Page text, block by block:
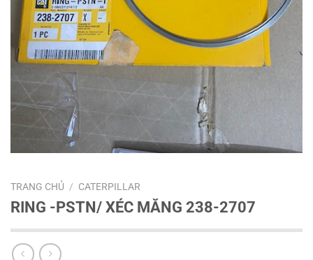
TRANG CHỦ / CATERPILLAR
RING -PSTN/ XÉC MĂNG 238-2707